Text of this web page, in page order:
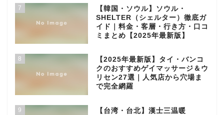
7
【韓国・ソウル】ソウル・
SHELTER（シェルター）徹底ガ
イド｜料金・客層・行き方・口コ
ミまとめ【2025年最新版】
8
【2025年最新版】タイ・バンコ
クのおすすめゲイマッサージ＆ウ
リセン27選｜人気店から穴場ま
で完全網羅
9
【台湾・台北】漢士三温暖